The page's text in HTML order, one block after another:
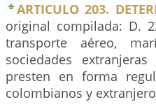
ARTICULO 203.
original compilada: D.
transporte aéreo,
sociedades
presten en forma
colombianos y